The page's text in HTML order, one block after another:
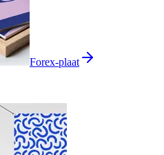
Forex-plaat